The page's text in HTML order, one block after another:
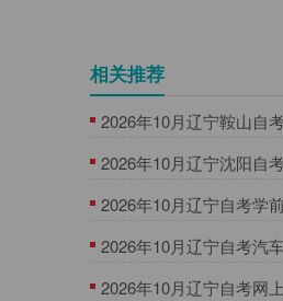
相关推荐
2026年10月辽宁鞍山自
2026年10月辽宁沈阳自
2026年10月辽宁自考学
2026年10月辽宁自考汽
2026年10月辽宁自考网